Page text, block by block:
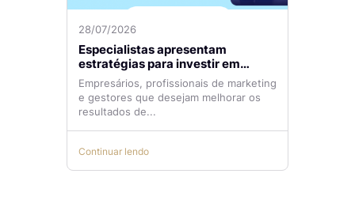
28/07/2026
Especialistas apresentam
estratégias para investir em
tráfego pago com mais eficiência
Empresários, profissionais de marketing
e gestores que desejam melhorar os
resultados de...
Continuar lendo